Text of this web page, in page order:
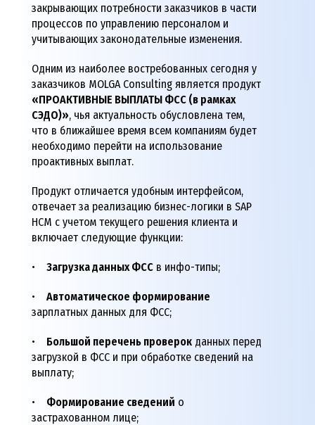
закрывающих потребности заказчиков в части
процессов по управлению персоналом и
учитывающих законодательные изменения.
Одним из наиболее востребованных сегодня у
заказчиков MOLGA Consulting является продукт
«ПРОАКТИВНЫЕ ВЫПЛАТЫ ФСС (в рамках
СЭДО)», чья актуальность обусловлена тем,
что в ближайшее время всем компаниям будет
необходимо перейти на использование
проактивных выплат.
Продукт отличается удобным интерфейсом,
отвечает за реализацию бизнес-логики в SAP
HCM с учетом текущего решения клиента и
включает следующие функции:
• Загрузка данных ФСС в инфо-типы;
• Автоматическое формирование
зарплатных данных для ФСС;
• Большой перечень проверок данных перед
загрузкой в ФСС и при обработке сведений на
выплату;
• Формирование сведений о
застрахованном лице;